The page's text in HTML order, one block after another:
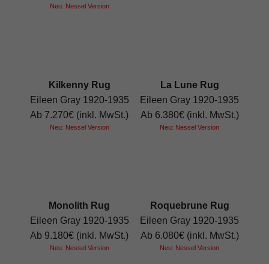
Neu: Nessel Version
Kilkenny Rug
Eileen Gray 1920-1935
Ab 7.270€ (inkl. MwSt.)
Neu: Nessel Version
La Lune Rug
Eileen Gray 1920-1935
Ab 6.380€ (inkl. MwSt.)
Neu: Nessel Version
Monolith Rug
Eileen Gray 1920-1935
Ab 9.180€ (inkl. MwSt.)
Neu: Nessel Version
Roquebrune Rug
Eileen Gray 1920-1935
Ab 6.080€ (inkl. MwSt.)
Neu: Nessel Version